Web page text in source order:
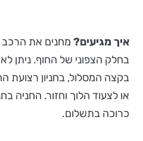
איך מגיעים? מחנים את הרכב
בחלק הצפוני של החוף. ניתן
בקצה המסלול, בחניון רצועת
או לצעוד הלוך וחזור. החניה
כרוכה בתשלום.